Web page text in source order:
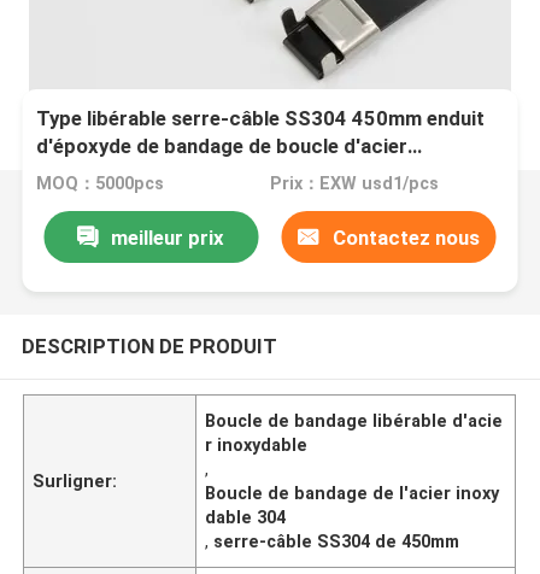
Type libérable serre-câble SS304 450mm enduit
d'époxyde de bandage de boucle d'acier
inoxydable
MOQ：5000pcs Prix：EXW usd1/pcs
meilleur prix Contactez nous
DESCRIPTION DE PRODUIT
Surligner:
Boucle de bandage libérable d'acie
r inoxydable
,
Boucle de bandage de l'acier inoxy
dable 304
, serre-câble SS304 de 450mm